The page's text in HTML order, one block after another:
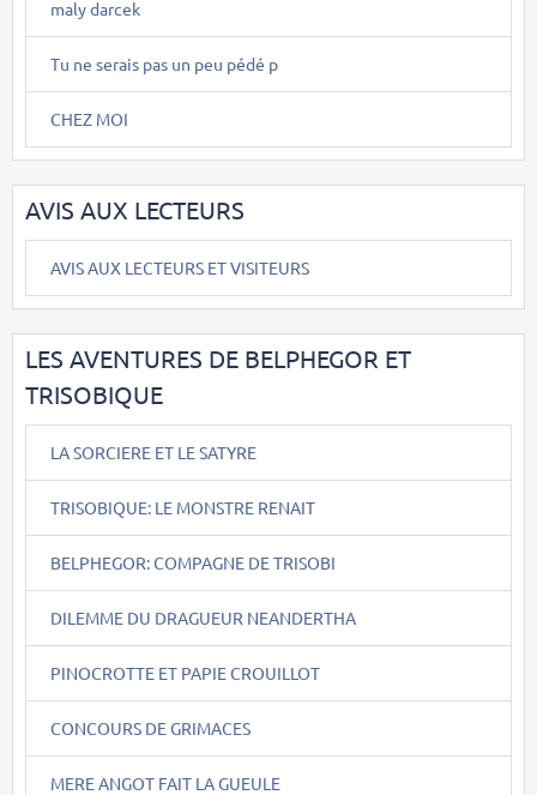
maly darcek
Tu ne serais pas un peu pédé p
CHEZ MOI
AVIS AUX LECTEURS
AVIS AUX LECTEURS ET VISITEURS
LES AVENTURES DE BELPHEGOR ET
TRISOBIQUE
LA SORCIERE ET LE SATYRE
TRISOBIQUE: LE MONSTRE RENAIT
BELPHEGOR: COMPAGNE DE TRISOBI
DILEMME DU DRAGUEUR NEANDERTHA
PINOCROTTE ET PAPIE CROUILLOT
CONCOURS DE GRIMACES
MERE ANGOT FAIT LA GUEULE